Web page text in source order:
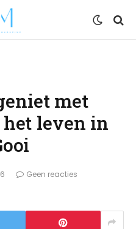
met
leven in
Geen reacties